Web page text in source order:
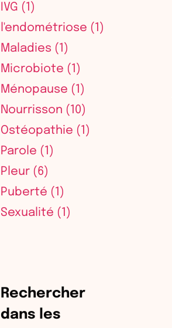
IVG (1)
l'endométriose (1)
Maladies (1)
Microbiote (1)
Ménopause (1)
Nourrisson (10)
Ostéopathie (1)
Parole (1)
Pleur (6)
Puberté (1)
Sexualité (1)
Rechercher
dans les